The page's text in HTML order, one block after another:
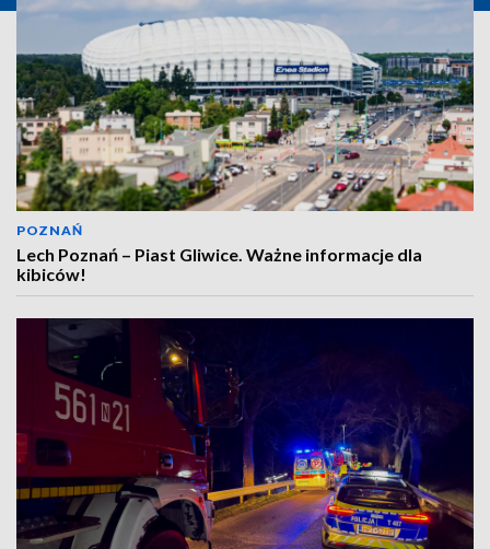
POZNAŃ
Lech Poznań – Piast Gliwice. Ważne informacje dla
kibiców!